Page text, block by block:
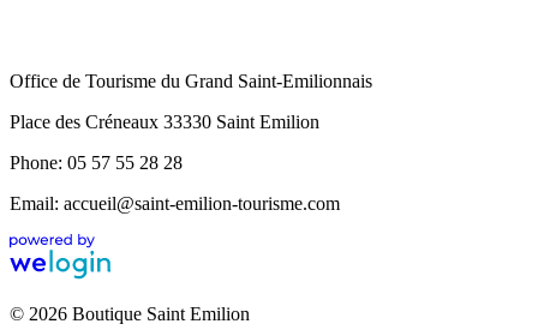
Office de Tourisme du Grand Saint-Emilionnais
Place des Créneaux 33330 Saint Emilion
Phone: 05 57 55 28 28
Email: accueil@saint-emilion-tourisme.com
© 2026 Boutique Saint Emilion